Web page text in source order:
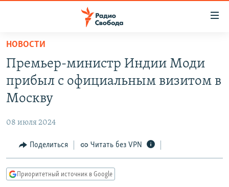
упрощенного
доступа
Вернуться
основному
Вернутся
Вернутся
ПОДКАСТЫ
АВТОРСКИЕ ПРОЕКТЫ
МНЕНИЯ
КУЛЬТУРА
КАВКАЗ.РЕАЛИИ
НОВОСТИ
Премьер-министр Индии Моди
прибыл с официальным визитом в
Москву
08 июля 2024
Поделиться Читать без VPN
Приоритетный источник в Google